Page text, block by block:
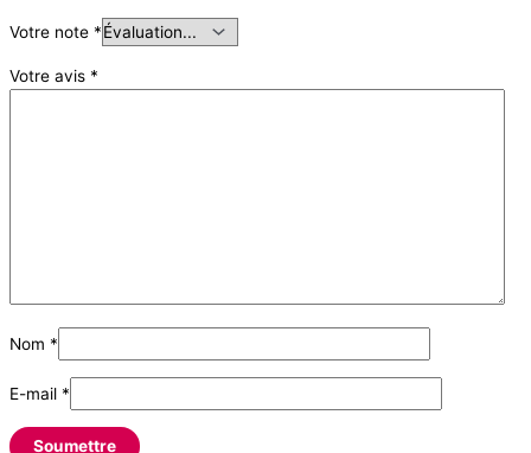
Votre note *
Votre avis *
Nom *
E-mail *